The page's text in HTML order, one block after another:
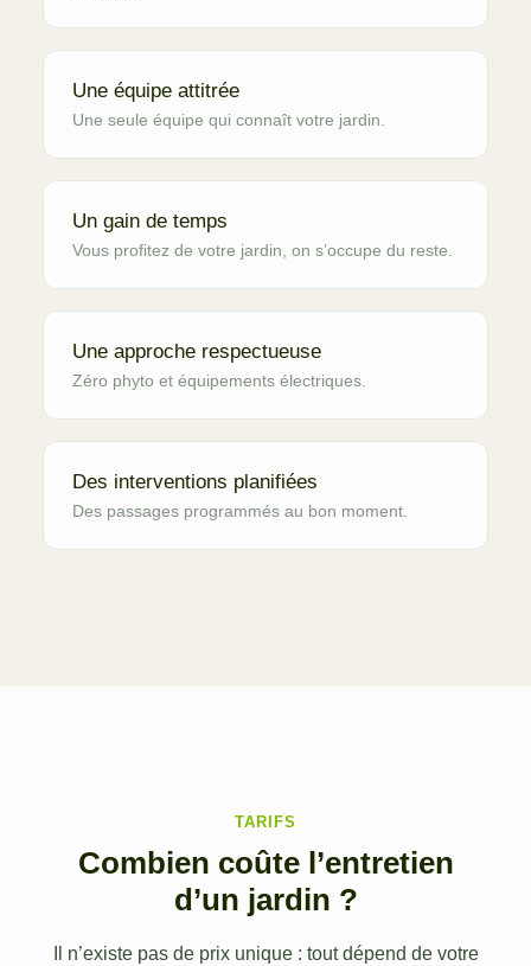
Une équipe attitrée
Une seule équipe qui connaît votre jardin.
Un gain de temps
Vous profitez de votre jardin, on s’occupe du reste.
Une approche respectueuse
Zéro phyto et équipements électriques.
Des interventions planifiées
Des passages programmés au bon moment.
TARIFS
Combien coûte l’entretien
d’un jardin ?
Il n’existe pas de prix unique : tout dépend de votre